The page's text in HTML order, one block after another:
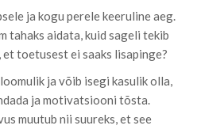
ja kogu perele keeruline aeg.
tahaks aidata, kuid sageli tekib
et toetusest ei saaks lisapinge?
ja võib isegi kasulik olla,
ja motivatsiooni tõsta.
muutub nii suureks, et see